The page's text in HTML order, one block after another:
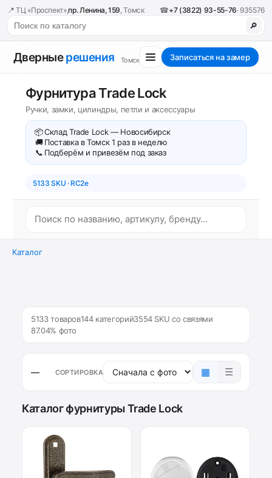
📍 ТЦ «Проспект»,пр. Ленина, 159, Томск ☎+7 (3822) 93-55-76· 935576
🔎
Дверныерешения Томск Записаться на замер
Фурнитура Trade Lock
Ручки, замки, цилиндры, петли и аксессуары
📦Склад Trade Lock — Новосибирск
🚚 Поставка в Томск 1 раз в неделю
📞 Подберём и привезём под заказ
5133 SKU · RC2e
Каталог
5133 товаров144 категорий3554 SKU со связями
87.04% фото
— СОРТИРОВКА ▦ ☰
Каталог фурнитуры Trade Lock